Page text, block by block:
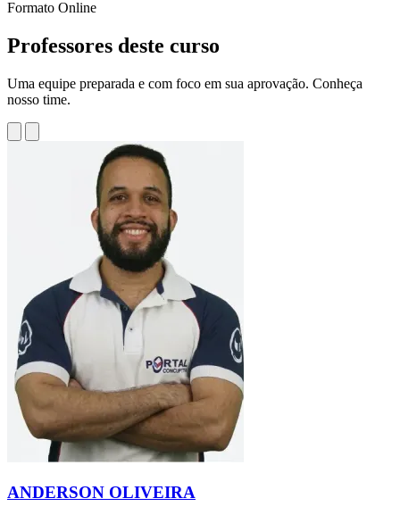
Formato Online
Professores deste curso
Uma equipe preparada e com foco em sua aprovação. Conheça
nosso time.
ANDERSON OLIVEIRA